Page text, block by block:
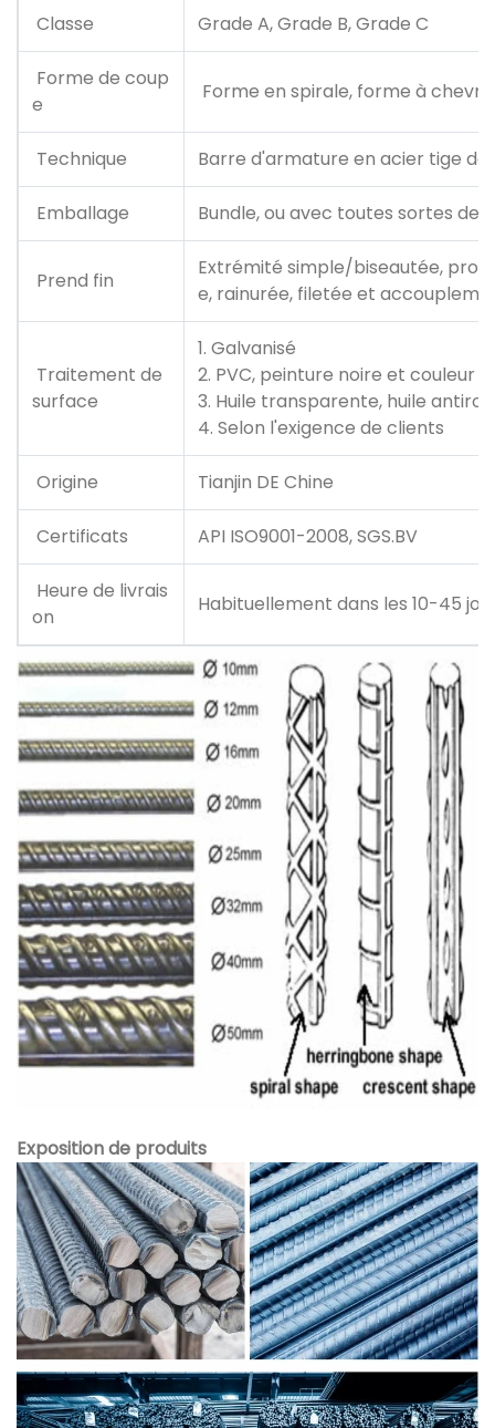
Classe Grade A, Grade B, Grade C
Forme de coup
e
Forme en spirale, forme à
Technique Barre d'armature en acier tige de
Emballage Bundle, ou avec toutes sortes de
Prend fin
Extrémité simple/biseautée,
e, rainurée, filetée et
Traitement de
surface
1. Galvanisé
2. PVC, peinture noire et couleur
3. Huile transparente, huile
4. Selon l'exigence de clients
Origine Tianjin DE Chine
Certificats API ISO9001-2008, SGS.BV
Heure de livrais
on
Habituellement dans les 10-45
Exposition de produits